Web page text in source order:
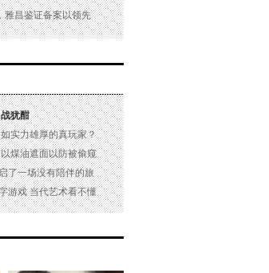
雅昌鉴证备案以领先
犹酣
实力雄厚的真玩家？
煤油遮面以防被偷窥
了一场没有陪伴的旅
游戏 当代艺术看不懂